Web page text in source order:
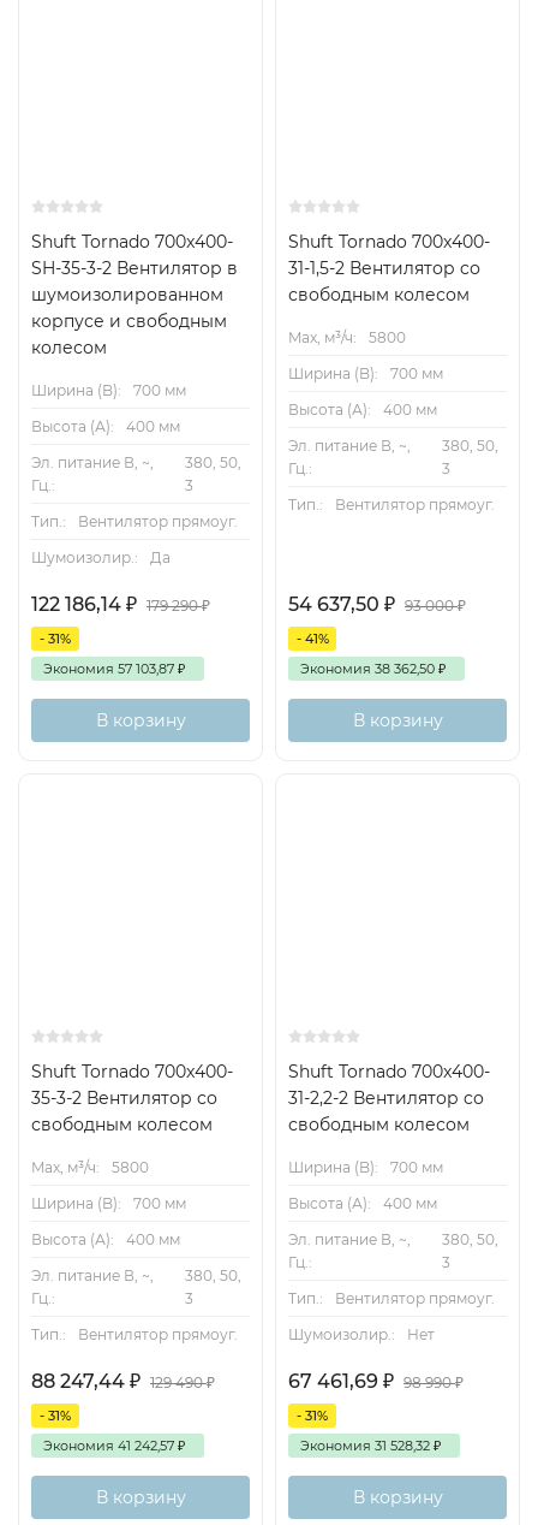
Shuft Tornado 700x400-
SH-35-3-2 Вентилятор в
шумоизолированном
корпусе и свободным
колесом
Ширина (B):
700 мм
Высота (А):
400 мм
Эл. питание В, ~,
Гц.:
380, 50,
3
Тип.:
Вентилятор прямоуг.
Шумоизолир.:
Да
122 186,14 ₽ 179 290₽
- 31%
Экономия 57 103,87 ₽
В корзину
Shuft Tornado 700x400-
31-1,5-2 Вентилятор cо
свободным колесом
Max, м³/ч:
5800
Ширина (B):
700 мм
Высота (А):
400 мм
Эл. питание В, ~,
Гц.:
380, 50,
3
Тип.:
Вентилятор прямоуг.
54 637,50 ₽ 93 000₽
- 41%
Экономия 38 362,50 ₽
В корзину
Shuft Tornado 700x400-
35-3-2 Вентилятор cо
свободным колесом
Max, м³/ч:
5800
Ширина (B):
700 мм
Высота (А):
400 мм
Эл. питание В, ~,
Гц.:
380, 50,
3
Тип.:
Вентилятор прямоуг.
88 247,44 ₽ 129 490₽
- 31%
Экономия 41 242,57 ₽
В корзину
Shuft Tornado 700x400-
31-2,2-2 Вентилятор cо
свободным колесом
Ширина (B):
700 мм
Высота (А):
400 мм
Эл. питание В, ~,
Гц.:
380, 50,
3
Тип.:
Вентилятор прямоуг.
Шумоизолир.:
Нет
67 461,69 ₽ 98 990₽
- 31%
Экономия 31 528,32 ₽
В корзину